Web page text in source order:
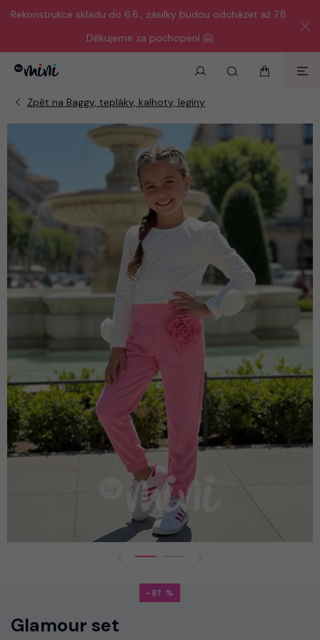
Rekonstrukce skladu do 6.8., zásilky budou odcházet až 7.8.
Děkujeme za pochopení 🤗
-87
Glamour set